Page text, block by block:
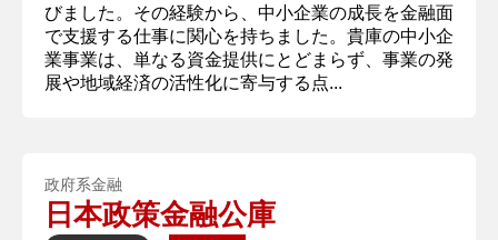
びました。その経験から、中小企業の成長を金融面
で支援する仕事に関心を持ちました。貴庫の中小企
業事業は、単なる資金提供にとどまらず、事業の発
展や地域経済の活性化に寄与する点...
政府系金融
日本政策金融公庫